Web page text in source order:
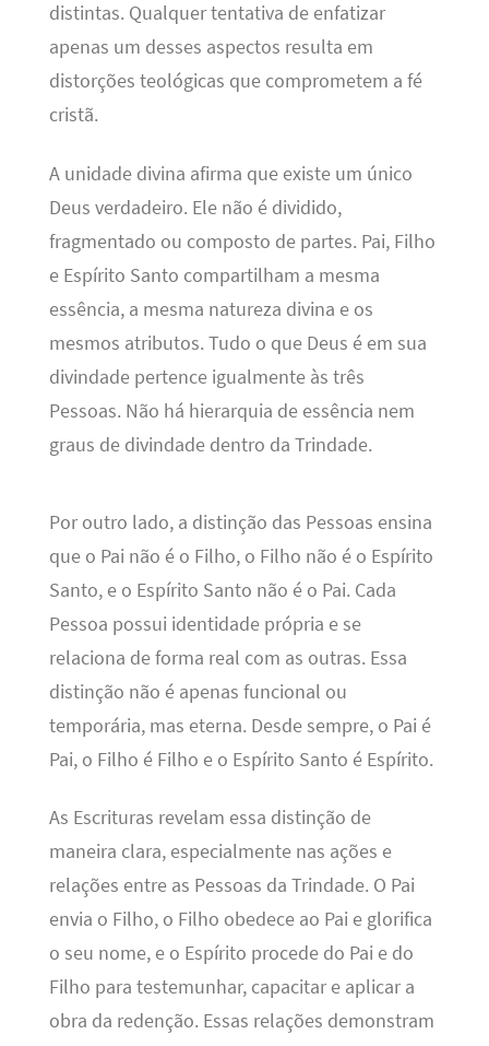
distintas. Qualquer tentativa de enfatizar
apenas um desses aspectos resulta em
distorções teológicas que comprometem a fé
cristã.
A unidade divina afirma que existe um único
Deus verdadeiro. Ele não é dividido,
fragmentado ou composto de partes. Pai, Filho
e Espírito Santo compartilham a mesma
essência, a mesma natureza divina e os
mesmos atributos. Tudo o que Deus é em sua
divindade pertence igualmente às três
Pessoas. Não há hierarquia de essência nem
graus de divindade dentro da Trindade.
Por outro lado, a distinção das Pessoas ensina
que o Pai não é o Filho, o Filho não é o Espírito
Santo, e o Espírito Santo não é o Pai. Cada
Pessoa possui identidade própria e se
relaciona de forma real com as outras. Essa
distinção não é apenas funcional ou
temporária, mas eterna. Desde sempre, o Pai é
Pai, o Filho é Filho e o Espírito Santo é Espírito.
As Escrituras revelam essa distinção de
maneira clara, especialmente nas ações e
relações entre as Pessoas da Trindade. O Pai
envia o Filho, o Filho obedece ao Pai e glorifica
o seu nome, e o Espírito procede do Pai e do
Filho para testemunhar, capacitar e aplicar a
obra da redenção. Essas relações demonstram